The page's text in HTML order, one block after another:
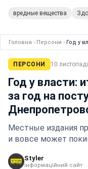
вредные вещества
Головна › Персони › Год у
ПЕРСОНИ 10
Год у власти:
за год на
Местные издания
и вовсе может
Styler
інформаційний сайт